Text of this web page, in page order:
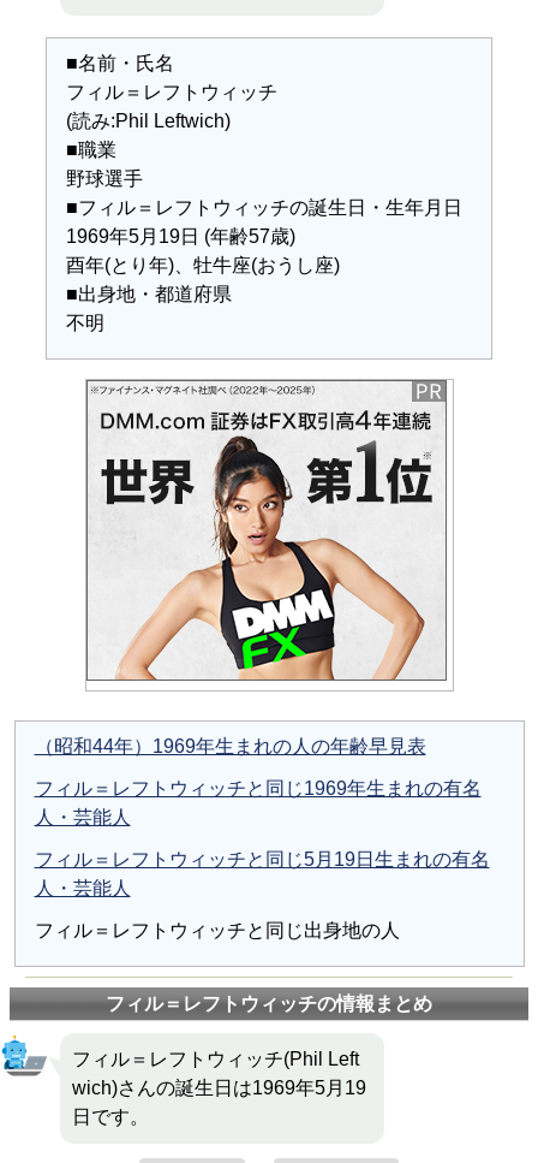
■名前・氏名
フィル＝レフトウィッチ
(読み:Phil Leftwich)
■職業
野球選手
■フィル＝レフトウィッチの誕生日・生年月日
1969年5月19日 (年齢57歳)
酉年(とり年)、牡牛座(おうし座)
■出身地・都道府県
不明
（昭和44年）1969年生まれの人の年齢早見表
フィル＝レフトウィッチと同じ1969年生まれの有名
人・芸能人
フィル＝レフトウィッチと同じ5月19日生まれの有名
人・芸能人
フィル＝レフトウィッチと同じ出身地の人
フィル＝レフトウィッチの情報まとめ
フィル＝レフトウィッチ(Phil Left
wich)さんの誕生日は1969年5月19
日です。